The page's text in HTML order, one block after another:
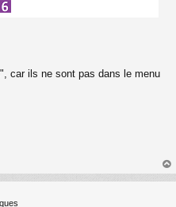
car ils ne sont pas dans le menu
au